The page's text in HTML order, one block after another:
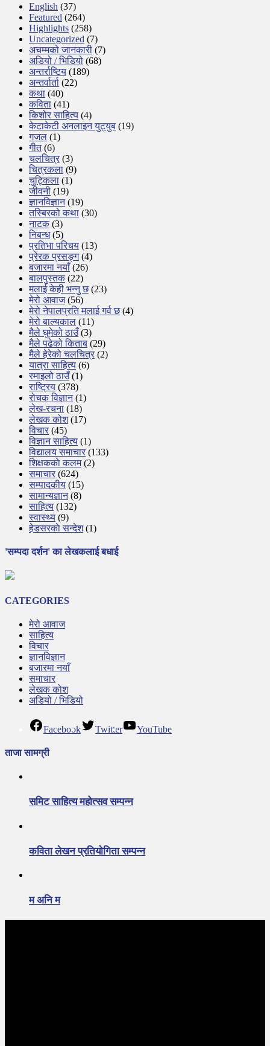
English (37)
Featured (264)
Highlights (258)
Uncategorized (7)
अचम्मको जानकारी (7)
अडियो / भिडियो (68)
अन्तर्राष्टिय (189)
अन्तर्वार्ता (22)
कथा (40)
कविता (41)
किशोर साहित्य (4)
केटाकेटी अनलाइन युट्युब (19)
गजल (1)
गीत(6)
चलचित्र (3)
चित्रकला (9)
चुट्किला (1)
जीवनी (19)
ज्ञानविज्ञान(19)
तस्बिरको कथा (30)
नाटक(3)
निबन्ध(5)
प्रतिभा परिचय (13)
प्रेरक प्रसङ्ग(4)
बजारमा नयाँ(26)
बालपुस्तक(22)
मलाई केही भन्नु छ(23)
मेरो आवाज(56)
मेरो नेपालप्रति मलाई गर्व छ(4)
मेरो बाल्यकाल (11)
मैले घुमेको ठाउँ(3)
मैले पढेको किताब (29)
मैले हेरेको चलचित्र (2)
यात्रा साहित्य (6)
रमाइलो ठाउँ(1)
राष्ट्रिय (378)
रोचक विज्ञान(1)
लेख-रचना (18)
लेखक कोश(17)
विचार (45)
विज्ञान साहित्य (1)
विद्यालय समाचार (133)
शिक्षककाे कलम(2)
समाचार (624)
सम्पादकीय (15)
सामान्यज्ञान(8)
साहित्य (132)
स्वास्थ्य (9)
हेडसरकाे सन्देश(1)
'सम्पदा दर्शन' का लेखकलाई बधाई
CATEGORIES
मेरो आवाज
साहित्य
विचार
ज्ञानविज्ञान
बजारमा नयाँ
समाचार
लेखक कोश
अडियो / भिडियो
Facebook Twitter YouTube
ताजा सामग्री
समिट साहित्य महोत्सव सम्पन्न
कविता लेखन प्रतियोगिता सम्पन्न
म अनि म